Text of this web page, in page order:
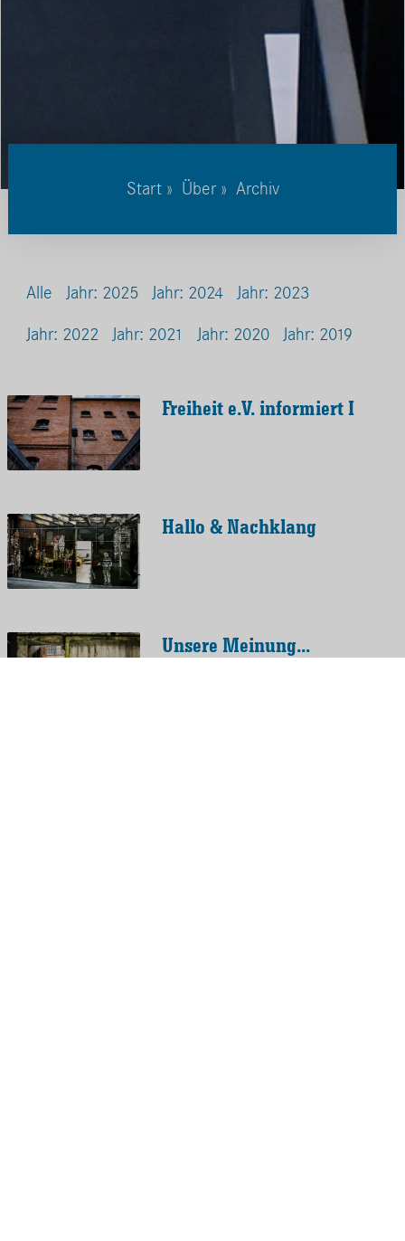
Start » Über» Archiv
Alle Jahr: 2025 Jahr: 2024
Jahr: 2023
Jahr: 2022
Jahr: 2021 Jahr: 2020 Jahr: 2019
Freiheit e.V. informiert I
Hallo & Nachklang
Unsere Meinung...